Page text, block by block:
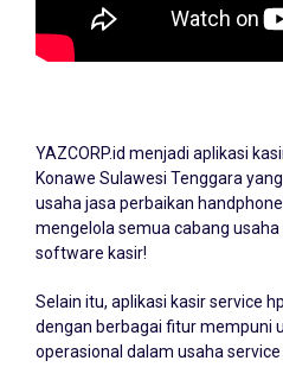
YAZCORP.id menjadi aplikasi
Konawe Sulawesi Tenggara
usaha jasa perbaikan
mengelola semua cabang
software kasir!
Selain itu, aplikasi kasir service
dengan berbagai fitur mempuni
operasional dalam usaha